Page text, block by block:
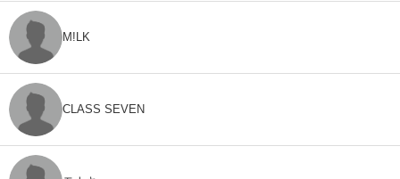
M!LK
CLASS SEVEN